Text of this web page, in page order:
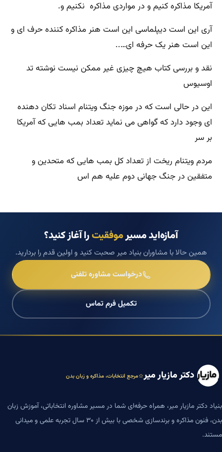
آمریکا مذاکره کنیم و در مواردی مذاکره نکنیم و.‌‌‌‌‌
آری این است دیپلماسی این است هنر مذاکره کننده حرف ای و
این است هنر یک حرفه ای….‌.
نقد و بررسی کتاب هیچ چیزی غیر ممکن نیست نوشته تد
اوسیوس
این در حالی است که در موزه جنگ ویتنام اسناد تکان دهنده
ای وجود دارد که گواهی می نمايد تعداد بمب هایی که آمریکا
بر سر
مردم ویتنام ریخت از تعداد کل بمب هایی که متحدین و
متفقین در جنگ جهانی دوم علیه هم اس
آمازه‌اید مسیرموفقیترا آغاز کنید؟
همین حالا با مشاوران بنیاد میر صحبت کنید و اولین قدم را بردارید.
درخواست مشاوره تلفنی
تکمیل فرم تماس
دکتر مازیار میر مرجع انتخابات، مذاکره و زبان بدن
بنیاد دکتر مازیار میر، همراه حرفه‌ای شما در مسیر مشاوره انتخاباتی، آموزش زبان
بدن، فنون مذاکره و برندسازی شخصی با بیش از ۳۰ سال تجربه علمی و میدانی
مستند.